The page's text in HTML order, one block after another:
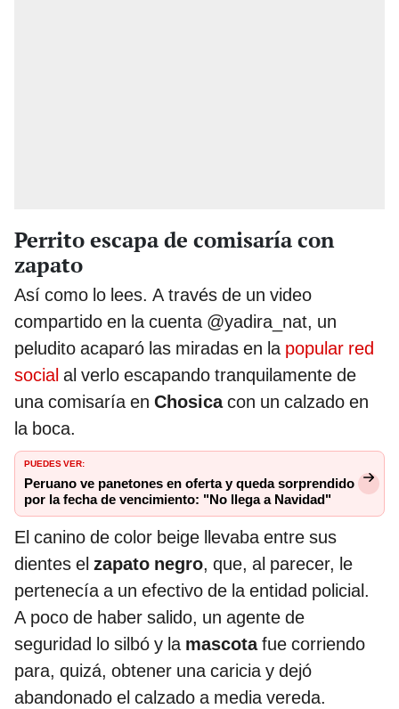
Perrito escapa de comisaría con
zapato
Así como lo lees. A través de un video
compartido en la cuenta @yadira_nat, un
peludito acaparó las miradas en la popular red
social al verlo escapando tranquilamente de
una comisaría en Chosicacon un calzado en
la boca.
PUEDES VER:
Peruano ve panetones en oferta y queda sorprendido
por la fecha de vencimiento: "No llega a Navidad"
El canino de color beige llevaba entre sus
dientes el zapato negro, que, al parecer, le
pertenecía a un efectivo de la entidad policial.
A poco de haber salido, un agente de
seguridad lo silbó y la mascotafue corriendo
para, quizá, obtener una caricia y dejó
abandonado el calzado a media vereda.